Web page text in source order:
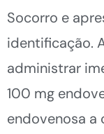
Socorro e
identificação.
administrar
100 mg
endovenosa a